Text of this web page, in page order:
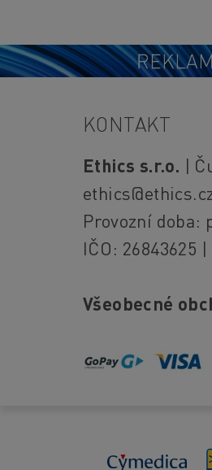
KONTAKT
Ethics s.r.o. |
Provozní doba:
IČO: 26843625
Všeobecné